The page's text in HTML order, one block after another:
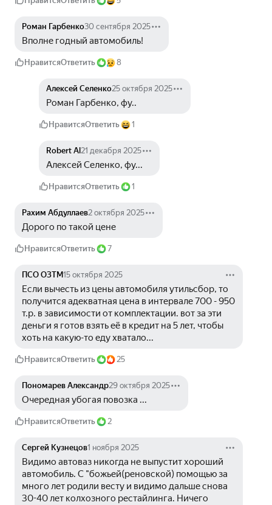
Роман Гарбенко30 сентября 2025
Вполне годный автомобиль!
НравитсяОтветить 8
Алексей Селенко25 октября 2025
Роман Гарбенко, фу..
НравитсяОтветить 1
Robert Al 21 декабря 2025
Алексей Селенко, фу...
НравитсяОтветить 1
Рахим Абдуллаев2 октября 2025
Дорого по такой цене
НравитсяОтветить 7
ПСО ОЗТМ15 октября 2025
Если вычесть из цены автомобиля утильсбор, то
получится адекватная цена в интервале 700 - 950
т.р. в зависимости от комплектации. вот за эти
деньги я готов взять её в кредит на 5 лет, чтобы
хоть на какую-то еду хватало...
НравитсяОтветить 25
Пономарев Александр29 октября 2025
Очередная убогая повозка ...
НравитсяОтветить 2
Сергей Кузнецов1 ноября 2025
Видимо автоваз никогда не выпустит хороший
автомобиль. С "божьей(реновской) помощью за
много лет родили весту и видимо дальше снова
30-40 лет колхозного рестайлинга. Ничего